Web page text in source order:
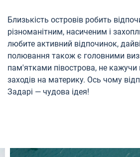
Близькість островів робить
різноманітним, насиченим і
любите активний відпочинок,
полювання також є головними
пам'ятками півострова, не
заходів на материку. Ось чому
Задарі — чудова ідея!